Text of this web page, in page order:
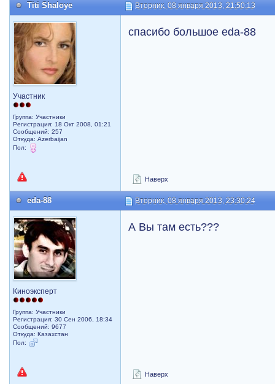
Titi Shaloye Вторник, 08 января 2013, 21:50:13
Участник
Группа: Участники
Регистрация: 18 Окт 2008, 01:21
Сообщений: 257
Откуда: Azerbaijan
Пол:
спасибо большое eda-88
Наверх
eda-88 Вторник, 08 января 2013, 23:30:24
Киноэксперт
Группа: Участники
Регистрация: 30 Сен 2006, 18:34
Сообщений: 9677
Откуда: Казахстан
Пол:
А Вы там есть???
Наверх